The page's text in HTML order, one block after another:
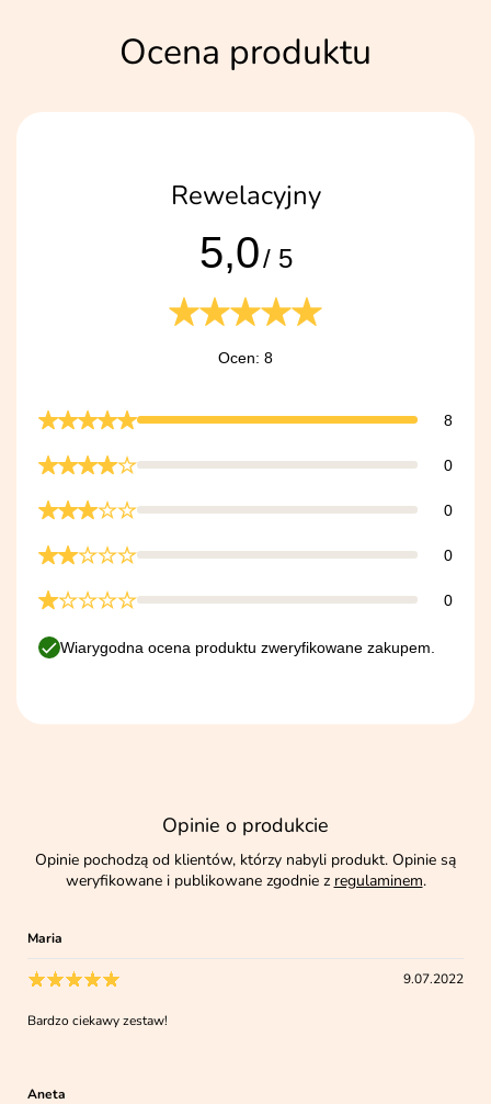
Ocena produktu
Rewelacyjny
5,0/ 5
Ocen: 8
8
0
0
0
0
Wiarygodna ocena produktu zweryfikowane zakupem.
Opinie o produkcie
Opinie pochodzą od klientów, którzy nabyli produkt. Opinie są
weryfikowane i publikowane zgodnie z regulaminem.
Maria
9.07.2022
Bardzo ciekawy zestaw!
Aneta